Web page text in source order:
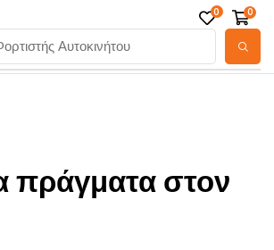
Αυτοκινήτου
0 0
πράγματα στον